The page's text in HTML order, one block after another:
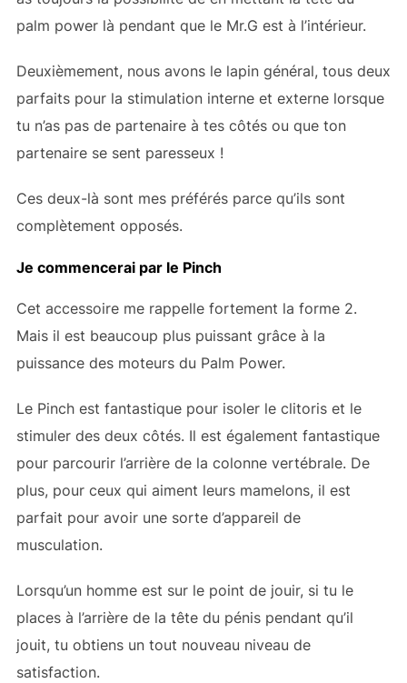
palm power là pendant que le Mr.G est à l’intérieur.
Deuxièmement, nous avons le lapin général, tous deux
parfaits pour la stimulation interne et externe lorsque
tu n’as pas de partenaire à tes côtés ou que ton
partenaire se sent paresseux !
Ces deux-là sont mes préférés parce qu’ils sont
complètement opposés.
Je commencerai par le Pinch
Cet accessoire me rappelle fortement la forme 2.
Mais il est beaucoup plus puissant grâce à la
puissance des moteurs du Palm Power.
Le Pinch est fantastique pour isoler le clitoris et le
stimuler des deux côtés. Il est également fantastique
pour parcourir l’arrière de la colonne vertébrale. De
plus, pour ceux qui aiment leurs mamelons, il est
parfait pour avoir une sorte d’appareil de
musculation.
Lorsqu’un homme est sur le point de jouir, si tu le
places à l’arrière de la tête du pénis pendant qu’il
jouit, tu obtiens un tout nouveau niveau de
satisfaction.